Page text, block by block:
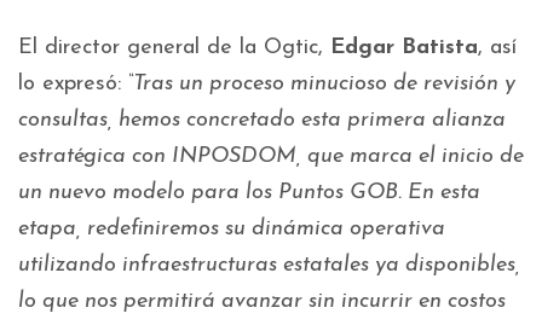
El director general de la Ogtic, Edgar Batista, así
lo expresó: “Tras un proceso minucioso de revisión y
consultas, hemos concretado esta primera alianza
estratégica con INPOSDOM, que marca el inicio de
un nuevo modelo para los Puntos GOB. En esta
etapa, redefiniremos su dinámica operativa
utilizando infraestructuras estatales ya disponibles,
lo que nos permitirá avanzar sin incurrir en costos